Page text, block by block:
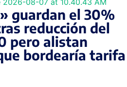
guardan el 30%
reducción del
pero alistan
bordearía tarifa